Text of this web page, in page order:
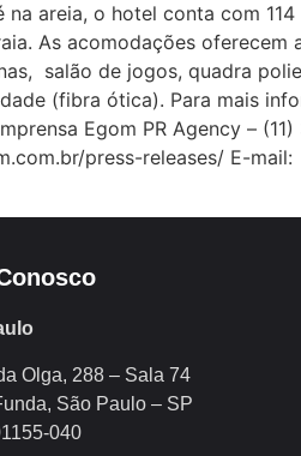
areia, o hotel conta com 114
As acomodações oferecem
salão de jogos, quadra
(fibra ótica). Para mais
Egom PR Agency – (11)
press-releases/ E-mail:
Olga, 288 – Sala 74
São Paulo – SP
040